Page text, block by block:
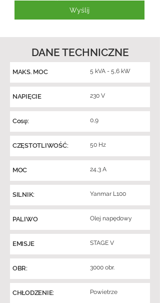
Wyślij
DANE TECHNICZNE
MAKS. MOC 5 kVA - 5,6 kW
NAPIĘCIE 230 V
Cosφ: 0,9
CZĘSTOTLIWOŚĆ: 50 Hz
MOC 24,3 A
SILNIK: Yanmar L100
PALIWO Olej napędowy
EMISJE STAGE V
OBR: 3000 obr.
CHŁODZENIE: Powietrze